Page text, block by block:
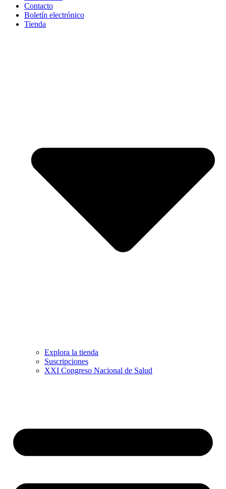
Contacto
Boletín electrónico
Tienda
Explora la tienda
Suscripciones
XXI Congreso Nacional de Salud